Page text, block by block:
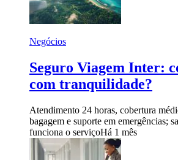
Negócios
Seguro Viagem Inter:
com tranquilidade?
Atendimento 24 horas, cobertura
bagagem e suporte em emergências;
funciona o serviçoHá 1 mês